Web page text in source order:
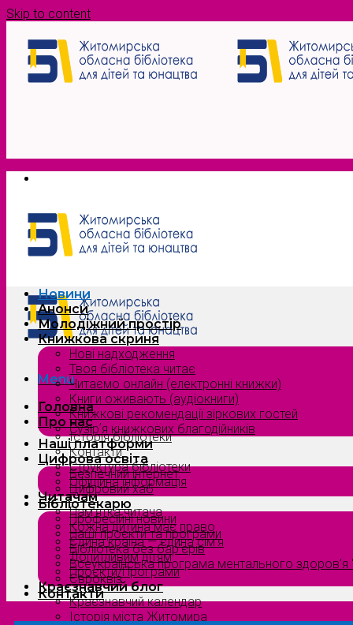
Skip to content
Menu
Головна
Про нас
Історія бібліотеки
Контакти
Структура бібліотеки
Офіційна інформація
Читачам
Пам’ятка читача
Кожна дитина має право
Єдина країна — єдина сім’я
Допитливим дітям
Проєкти/Програми
Краєзнавчий блог
Краєзнавчий календар
Історія міста Житомира
Новини
Анонси
Молодіжний простір
Книжкова скриня
Нові надходження
Твоя бібліотека читає
Читаємо онлайн (електронні книжки)
Книги оживають (аудіокниги)
Книжкові рекомендації зіркових гостей
Сузірʼя книжкових благодійників
Наші платформи
Цифрова освіта
Безпечний інтернет
Цифровий хаб
Бібліотекарю
Професійні новини
Наші проєкти та програми
Бібліотека без бар’єрів
Всеукраїнська програма ментального здоров’я
Євроквіз
Контакти